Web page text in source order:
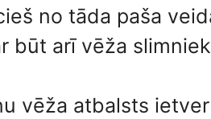
no tāda paša
būt arī vēža
vēža atbalsts